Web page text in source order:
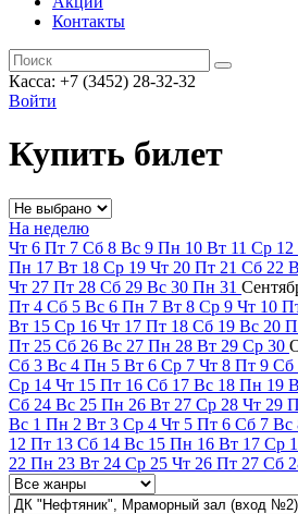
Контакты
Касса: +7 (3452) 28-32-32
Войти
Купить билет
На неделю
Чт 6 Пт 7 Сб 8 Вс 9 Пн 10 Вт 11 Ср 12
Пн 17 Вт 18 Ср 19 Чт 20 Пт 21 Сб 22
Чт 27 Пт 28 Сб 29 Вс 30 Пн 31
Пт 4 Сб 5 Вс 6 Пн 7 Вт 8 Ср 9 Чт 10
Вт 15 Ср 16 Чт 17 Пт 18 Сб 19 Вс 20
Пт 25 Сб 26 Вс 27 Пн 28 Вт 29 Ср 30
Сб 3 Вс 4 Пн 5 Вт 6 Ср 7 Чт 8 Пт 9 Сб
Ср 14 Чт 15 Пт 16 Сб 17 Вс 18 Пн 19
Сб 24 Вс 25 Пн 26 Вт 27 Ср 28 Чт 29
Вс 1 Пн 2 Вт 3 Ср 4 Чт 5 Пт 6 Сб 7 Вс
12 Пт 13 Сб 14 Вс 15 Пн 16 Вт 17 Ср
22 Пн 23 Вт 24 Ср 25 Чт 26 Пт 27 Сб